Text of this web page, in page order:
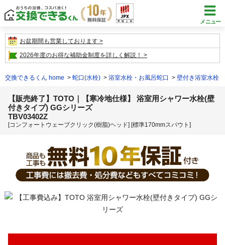
メニュー
お盆期間も営業しております
2026年度のお得な補助金制度を詳しく解説！
交換できるくん home 蛇口(水栓) 浴室水栓・お風呂蛇口 壁付き浴室水栓
【販売終了】TOTO｜【寒冷地仕様】 浴室用シャワー水栓(壁
付きタイプ) GGシリーズ
TBV03402Z
[コンフォートウェーブクリック(樹脂)ヘッド] [標準170mmスパウト]